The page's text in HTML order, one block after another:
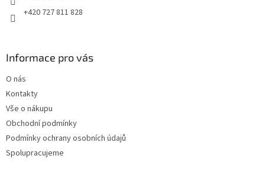
+420 727 811 828
Informace pro vás
O nás
Kontakty
Vše o nákupu
Obchodní podmínky
Podmínky ochrany osobních údajů
Spolupracujeme